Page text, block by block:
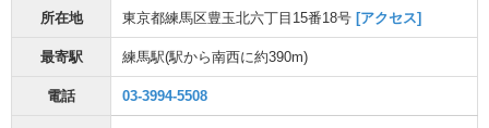
所在地 東京都練馬区豊玉北六丁目15番18号 [アクセス]
最寄駅 練馬駅(駅から南西に約390m)
電話 03-3994-5508